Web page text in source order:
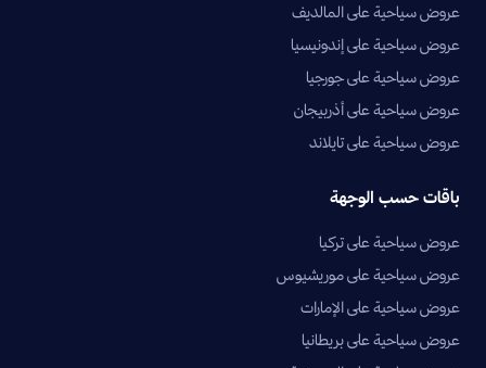
عروض سياحية على المالديف
عروض سياحية على إندونيسيا
عروض سياحية على جورجيا
عروض سياحية على أذربيجان
عروض سياحية على تايلاند
باقات حسب الوجهة
عروض سياحية على تركيا
عروض سياحية على موريشيوس
عروض سياحية على الإمارات
عروض سياحية على بريطانيا